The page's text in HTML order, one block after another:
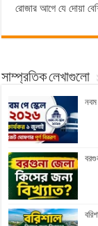
রোজার আগে যে দোয়া
সাম্প্রতিক লেখাগুলো
নবম